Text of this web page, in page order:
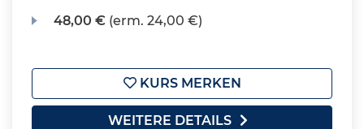
48,00 € (erm. 24,00 €)
KURS MERKEN
WEITERE DETAILS